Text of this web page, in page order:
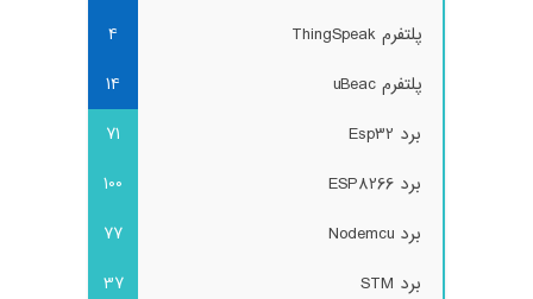
پلتفرم ThingSpeak
4
پلتفرم uBeac
14
برد Esp32
71
برد ESP8266
100
برد Nodemcu
77
برد STM
37